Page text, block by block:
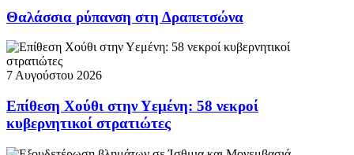
Θαλάσσια ρύπανση στη Δραπετσώνα
7 Αυγούστου 2026
Επίθεση Χούθι στην Υεμένη: 58 νεκροί
κυβερνητικοί στρατιώτες